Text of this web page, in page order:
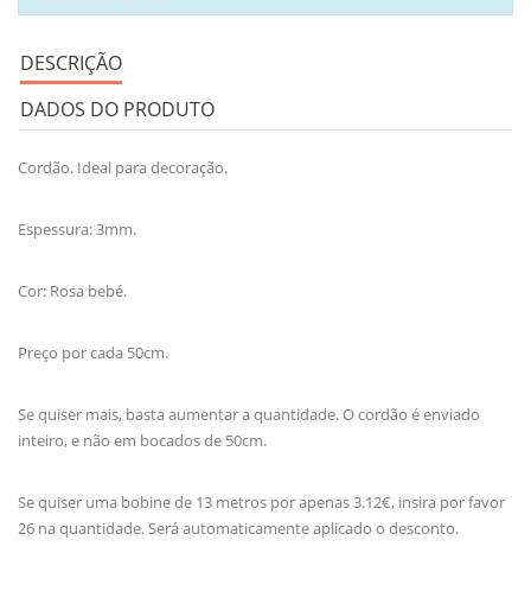
DESCRIÇÃO
DADOS DO PRODUTO
Cordão. Ideal para decoração.
Espessura: 3mm.
Cor: Rosa bebé.
Preço por cada 50cm.
Se quiser mais, basta aumentar a quantidade. O cordão é enviado
inteiro, e não em bocados de 50cm.
Se quiser uma bobine de 13 metros por apenas 3.12€, insira por favor
26 na quantidade. Será automaticamente aplicado o desconto.